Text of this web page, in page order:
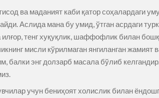
ва маданият каби қатор соҳалардаги
Аслида мана бу умид, ўтган асрдаги
тенг хуқуқлик, шаффофлик билан
мисли кўрилмаган янгиланган жамият
балки энг долзарб масала бўлиб
учун бениҳоят холислик билан